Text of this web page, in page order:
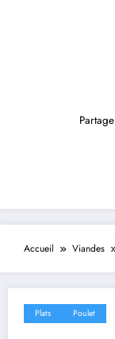
Accueil Viandes
Plats Poulet